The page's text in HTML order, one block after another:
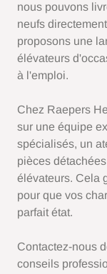
nous pouvons
neufs
proposons une
élévateurs
à l'emploi.
Chez Raepers
sur une équipe
spécialisés, un
pièces
élévateurs. Cela
pour que vos
parfait état.
Contactez-nous
conseils